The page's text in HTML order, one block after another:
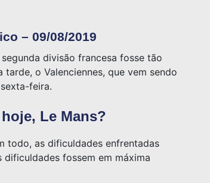
– 09/08/2019
divisão francesa fosse tão
o Valenciennes, que vem sendo
feira.
Le Mans?
todo, as dificuldades enfrentadas
dificuldades fossem em máxima